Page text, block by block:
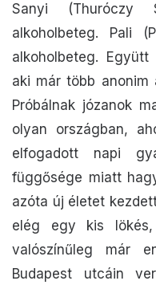
Sanyi (Thuróczy
alkoholbeteg. Pali
alkoholbeteg.
aki már több anonim
Próbálnak józanok
olyan országban,
elfogadott napi
függősége miatt
azóta új életet
elég egy kis
valószínűleg már
Budapest utcáin